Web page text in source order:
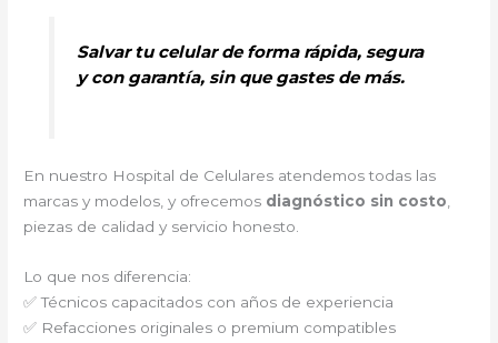
Salvar tu celular de forma rápida, segura
y con garantía, sin que gastes de más.
En nuestro Hospital de Celulares atendemos todas las
marcas y modelos, y ofrecemos diagnóstico sin costo,
piezas de calidad y servicio honesto.
Lo que nos diferencia:
✅ Técnicos capacitados con años de experiencia
✅ Refacciones originales o premium compatibles